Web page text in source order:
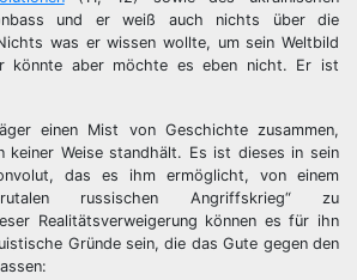
und er weiß auch nichts über die
was er wissen wollte, um sein Weltbild
könnte aber möchte es eben nicht. Er ist
einen Mist von Geschichte zusammen,
keiner Weise standhält. Es ist dieses in sein
das es ihm ermöglicht, von einem
russischen Angriffskrieg“ zu
Realitätsverweigerung können es für ihn
Gründe sein, die das Gute gegen den